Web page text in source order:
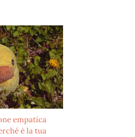
Comunicazione empatica
strategica: perché è la tua